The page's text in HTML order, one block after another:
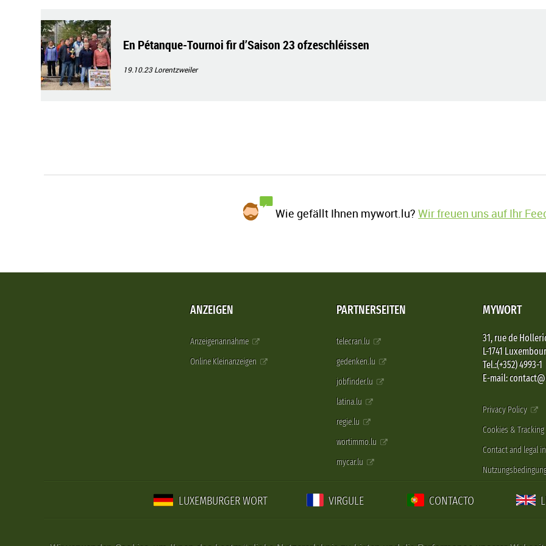
En Pétanque-Tournoi fir d’Saison 23 ofzeschléissen
19.10.23Lorentzweiler
Wie gefällt Ihnen mywort.lu?Wir freuen uns auf Ihr
ANZEIGEN
Anzeigenannahme
Online Kleinanzeigen
PARTNERSEITEN
telecran.lu
gedenken.lu
jobfinder.lu
latina.lu
regie.lu
wortimmo.lu
mycar.lu
MYWORT
31, rue de
L-1741
Tel.:(+352) 4993-1
E-mail:
Privacy Policy
Cookies & Tracking
Contact and legal
LUXEMBURGER WORT VIRGULE CONTACTO